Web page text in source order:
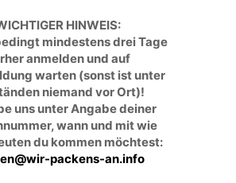
HINWEIS:
mindestens drei Tage
anmelden und auf
warten (sonst ist unter
niemand vor Ort)!
uns unter Angabe deiner
wann und mit wie
du kommen möchtest:
packens-an.info